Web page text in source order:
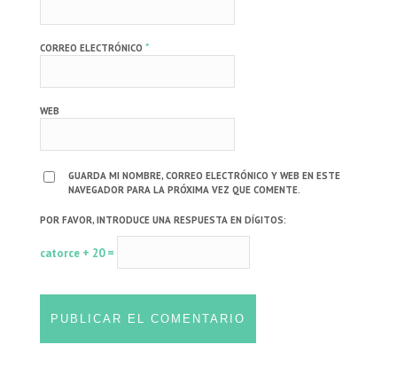
CORREO ELECTRÓNICO*
WEB
GUARDA MI NOMBRE, CORREO ELECTRÓNICO Y WEB EN ESTE
NAVEGADOR PARA LA PRÓXIMA VEZ QUE COMENTE.
POR FAVOR, INTRODUCE UNA RESPUESTA EN DÍGITOS:
catorce + 20 =